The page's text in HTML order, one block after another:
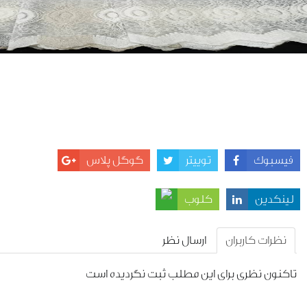
توییتر گوگل پلاس
کلوب
نظرات کاربران
ارسال نظر
نظری برای این مطلب ثبت نگردیده است